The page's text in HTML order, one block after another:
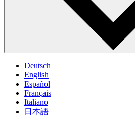
Deutsch
English
Español
Français
Italiano
日本語